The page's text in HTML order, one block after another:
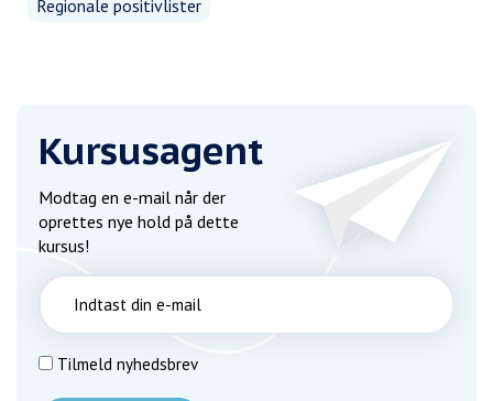
Regionale positivlister
Kursusagent
Modtag en e-mail når der
oprettes nye hold på dette
kursus!
Tilmeld nyhedsbrev